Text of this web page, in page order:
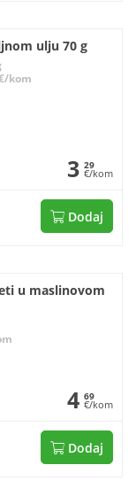
ulju 70 g
kom
3 29
€/kom
Dodaj
u maslinovom
4 69
€/kom
Dodaj